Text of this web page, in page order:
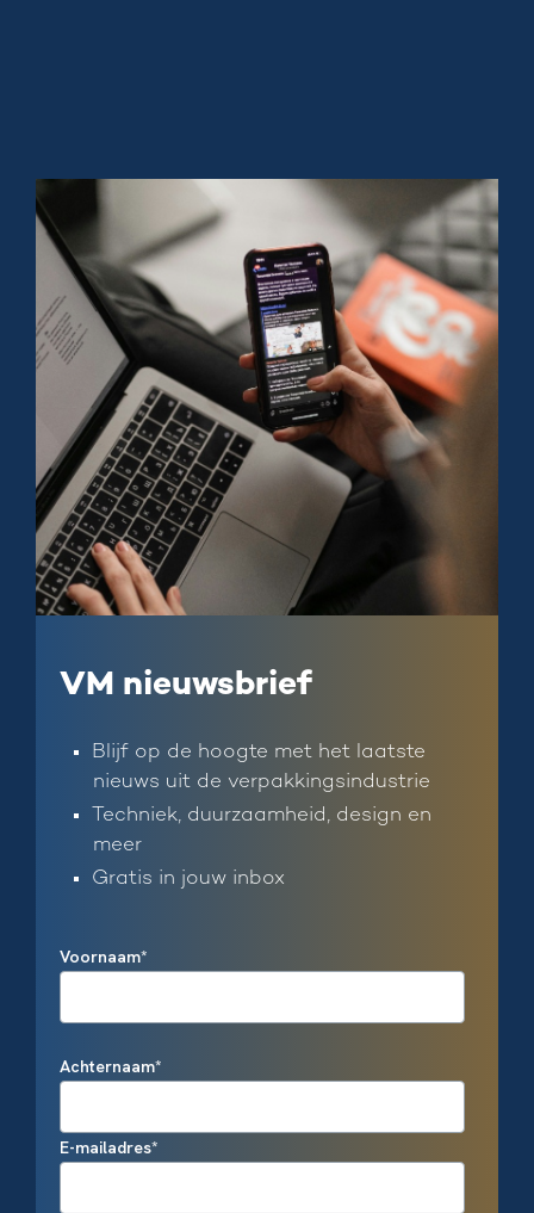
VM nieuwsbrief
Blijf op de hoogte met het laatste
nieuws uit de verpakkingsindustrie
Techniek, duurzaamheid, design en
meer
Gratis in jouw inbox
Voornaam*
Achternaam*
E-mailadres*